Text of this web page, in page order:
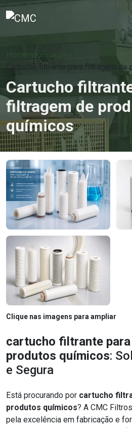
Informações
Cartucho filtrante para filtragem
Cartucho
filtragem de
químicos
Clique nas imagens para ampliar
cartucho filtrante
produtos químicos:
e Segura
Está procurando por cartucho
produtos químicos? A CMC
pela excelência em fabricação e